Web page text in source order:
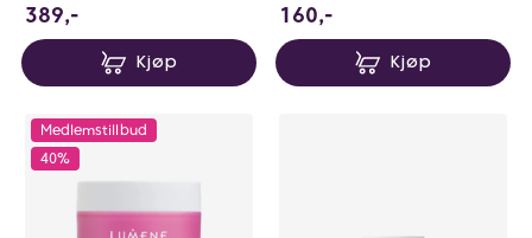
389,-
Kjøp
160,-
Kjøp
Medlemstillbud
40%